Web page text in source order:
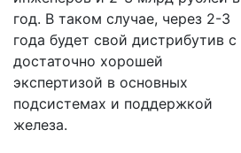
год. В таком случае, через 2-3
года будет свой дистрибутив с
достаточно хорошей
экспертизой в основных
подсистемах и поддержкой
железа.